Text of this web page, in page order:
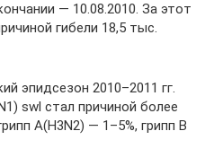
— 10.08.2010. За этот
гибели 18,5 тыс.
эпидсезон 2010–2011 гг.
swl стал причиной более
А(H3N2) — 1–5%, грипп В